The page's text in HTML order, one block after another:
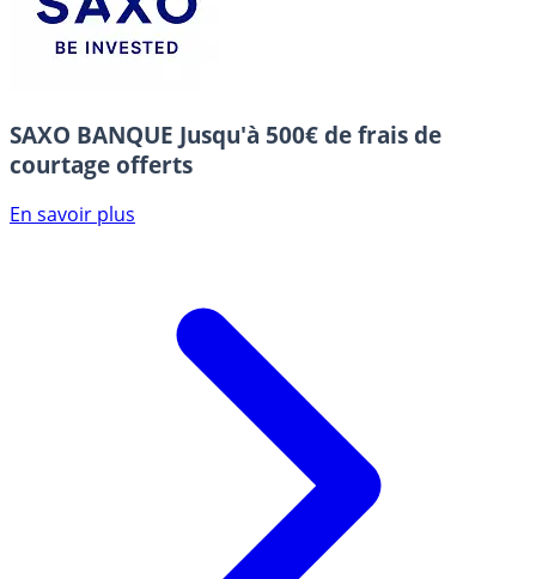
SAXO BANQUE Jusqu'à 500€ de frais de
courtage offerts
En savoir plus